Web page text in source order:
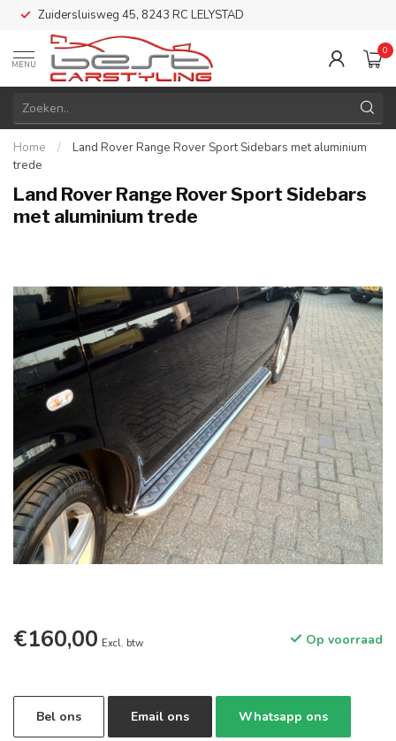
Zuidersluisweg 45, 8243 RC LELYSTAD
MENU
0
Home /
Land Rover Range Rover Sport Sidebars met aluminium
trede
Land Rover Range Rover Sport Sidebars
met aluminium trede
€160,00 Excl. btw Op voorraad
Bel ons Email ons Whatsapp ons